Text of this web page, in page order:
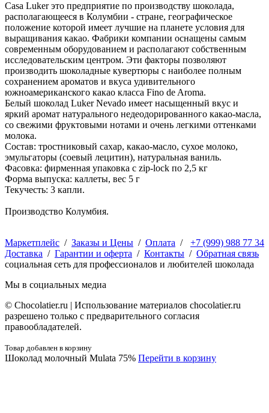
Casa Luker это предприятие по производству шоколада,
располагающееся в Колумбии - стране, географическое
положение которой имеет лучшие на планете условия для
выращивания какао. Фабрики компании оснащены самым
современным оборудованием и располагают собственным
исследовательским центром. Эти факторы позволяют
производить шоколадные кувертюры с наиболее полным
сохранением ароматов и вкуса удивительного
южноамериканского какао класса Fino de Aroma.
Белый шоколад Luker Nevado имеет насыщенный вкус и
яркий аромат натурального недеодорированного какао-масла,
со свежими фруктовыми нотами и очень легкими оттенками
молока.
Состав: тростниковый сахар, какао-масло, сухое молоко,
эмульгаторы (соевый лецитин), натуральная ваниль.
Фасовка: фирменная упаковка с zip-lock по 2,5 кг
Форма выпуска: каллеты, вес 5 г
Текучесть: 3 капли.
Производство Колумбия.
+7 (999) 988 77 34
Маркетплейс / Заказы и Цены / Оплата /
Доставка / Гарантии и оферта / Контакты / Обратная связь
социальная сеть для профессионалов и любителей шоколада
Мы в социальных медиа
© Сhocolatier.ru | Использование материалов chocolatier.ru
разрешено только с предварительного согласия
правообладателей.
Товар добавлен в корзину
Шоколад молочный Mulata 75% Перейти в корзину